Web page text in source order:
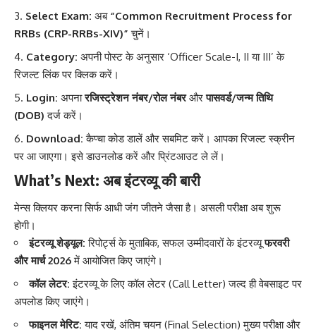
Select Exam: अब “Common Recruitment Process for
RRBs (CRP-RRBs-XIV)” चुनें।
Category: अपनी पोस्ट के अनुसार ‘Officer Scale-I, II या III’ के
रिजल्ट लिंक पर क्लिक करें।
Login: अपनारजिस्ट्रेशन नंबर/रोल नंबरऔरपासवर्ड/जन्म तिथि
(DOB) दर्ज करें।
Download: कैप्चा कोड डालें और सबमिट करें। आपका रिजल्ट स्क्रीन
पर आ जाएगा। इसे डाउनलोड करें और प्रिंटआउट ले लें।
What’s Next: अब इंटरव्यू की बारी
मेन्स क्लियर करना सिर्फ आधी जंग जीतने जैसा है। असली परीक्षा अब शुरू
होगी।
इंटरव्यू शेड्यूल: रिपोर्ट्स के मुताबिक, सफल उम्मीदवारों के इंटरव्यूफरवरी
और मार्च 2026में आयोजित किए जाएंगे।
कॉल लेटर: इंटरव्यू के लिए कॉल लेटर (Call Letter) जल्द ही वेबसाइट पर
अपलोड किए जाएंगे।
फाइनल मेरिट: याद रखें, अंतिम चयन (Final Selection) मुख्य परीक्षा और